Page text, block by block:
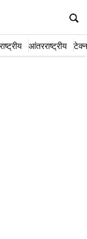
राष्ट्रीय आंतरराष्ट्रीय